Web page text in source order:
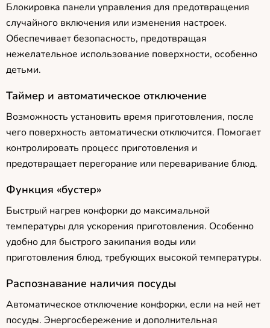
Блокировка панели управления для предотвращения
случайного включения или изменения настроек.
Обеспечивает безопасность, предотвращая
нежелательное использование поверхности, особенно
детьми.
Таймер и автоматическое отключение
Возможность установить время приготовления, после
чего поверхность автоматически отключится. Помогает
контролировать процесс приготовления и
предотвращает перегорание или переваривание блюд.
Функция «бустер»
Быстрый нагрев конфорки до максимальной
температуры для ускорения приготовления. Особенно
удобно для быстрого закипания воды или
приготовления блюд, требующих высокой температуры.
Распознавание наличия посуды
Автоматическое отключение конфорки, если на ней нет
посуды. Энергосбережение и дополнительная